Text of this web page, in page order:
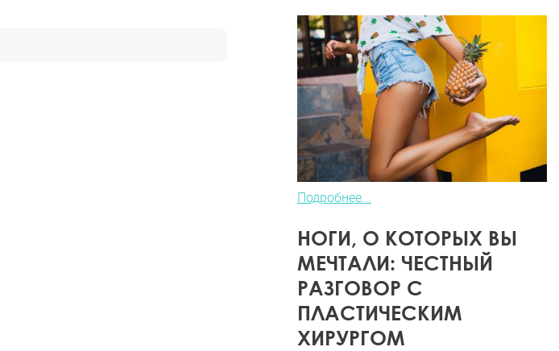
Подробнее...
НОГИ, О КОТОРЫХ ВЫ
МЕЧТАЛИ: ЧЕСТНЫЙ
РАЗГОВОР С
ПЛАСТИЧЕСКИМ
ХИРУРГОМ